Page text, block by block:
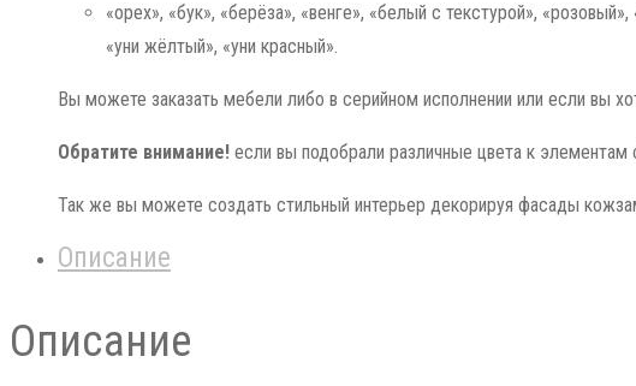
«орех», «бук», «берёза», «венге», «белый с текстурой»,
«уни жёлтый», «уни красный».
Вы можете заказать мебели либо в серийном исполнении или если вы
Обратите внимание! если вы подобрали различные цвета к элементам
Так же вы можете создать стильный интерьер декорируя фасады
Описание
Описание